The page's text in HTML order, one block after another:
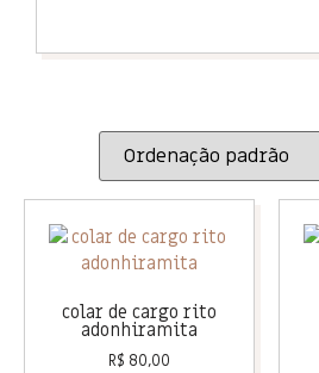
colar de cargo rito
adonhiramita
R$ 80,00